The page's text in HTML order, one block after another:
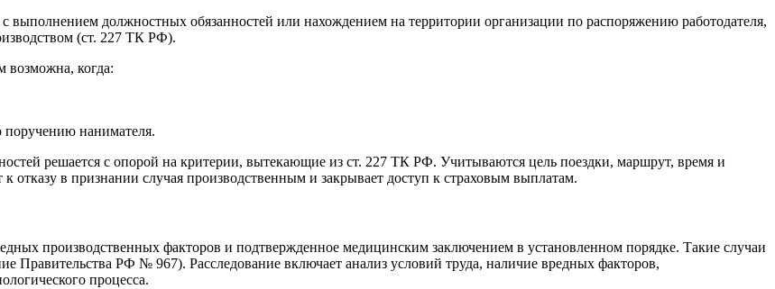
выполнением должностных обязанностей или нахождением на территории организации по распоряжению работодателя,
(ст. 227 ТК РФ).
возможна, когда:
поручению нанимателя.
решается с опорой на критерии, вытекающие из ст. 227 ТК РФ. Учитываются цель поездки, маршрут, время и
в признании случая производственным и закрывает доступ к страховым выплатам.
производственных факторов и подтвержденное медицинским заключением в установленном порядке. Такие случаи
Правительства РФ № 967). Расследование включает анализ условий труда, наличие вредных факторов,
процесса.